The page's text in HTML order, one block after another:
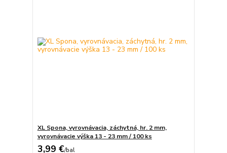
XL Spona, vyrovnávacia, záchytná, hr. 2 mm,
vyrovnávacie výška 13 - 23 mm / 100 ks
3,99 €/bal